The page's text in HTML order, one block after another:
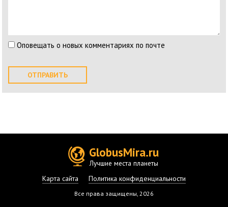
Оповещать о новых комментариях по почте
GlobusMira.ru
Лучшие места планеты
Карта сайта
Политика конфиденциальности
Все права защищены, 2026